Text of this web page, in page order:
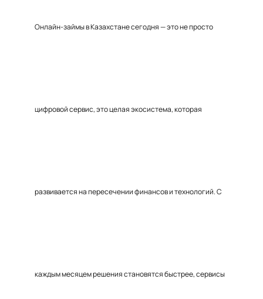
Онлайн-займы в Казахстане сегодня — это не просто
цифровой сервис, это целая экосистема, которая
развивается на пересечении финансов и технологий. С
каждым месяцем решения становятся быстрее, сервисы